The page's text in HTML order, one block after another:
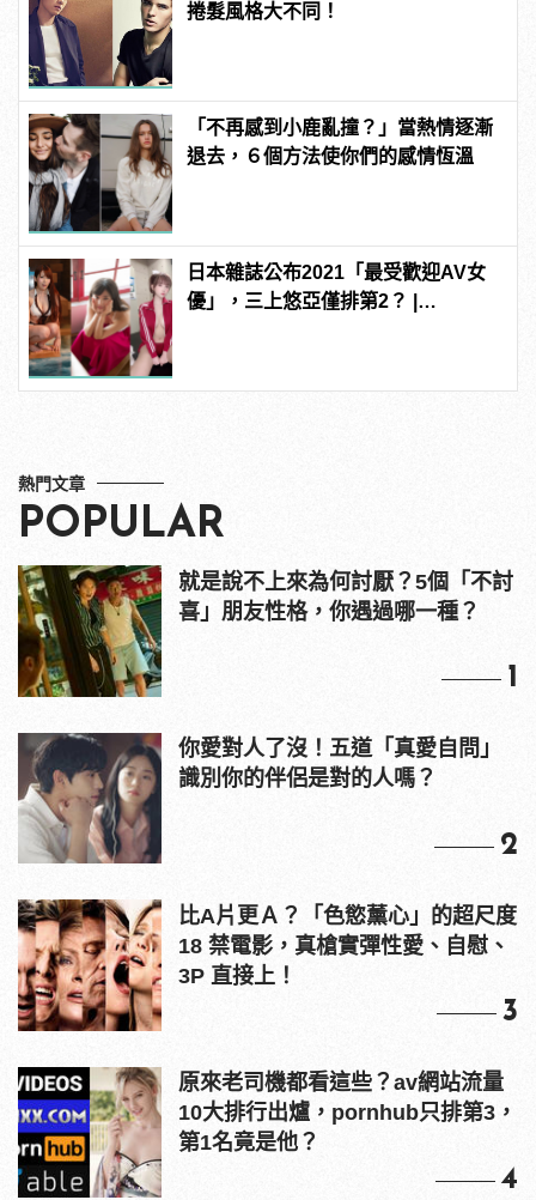
捲髮風格大不同！
「不再感到小鹿亂撞？」當熱情逐漸
退去，６個方法使你們的感情恆溫
日本雜誌公布2021「最受歡迎AV女
優」，三上悠亞僅排第2？ |
熱門文章
POPULAR
就是說不上來為何討厭？5個「不討
喜」朋友性格，你遇過哪一種？
1
你愛對人了沒！五道「真愛自問」
識別你的伴侶是對的人嗎？
2
比A片更Ａ？「色慾薰心」的超尺度
18 禁電影，真槍實彈性愛、自慰、
3P 直接上！
3
原來老司機都看這些？av網站流量
10大排行出爐，pornhub只排第3，
第1名竟是他？
4